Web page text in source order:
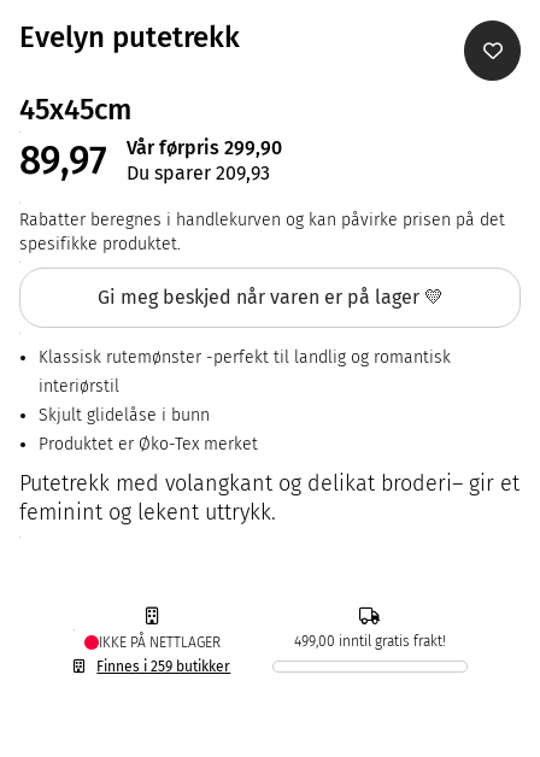
Evelyn putetrekk
45x45cm
89,97
Vår førpris 299,90
Du sparer 209,93
Rabatter beregnes i handlekurven og kan påvirke prisen på det
spesifikke produktet.
Gi meg beskjed når varen er på lager 💛
Klassisk rutemønster -perfekt til landlig og romantisk
interiørstil
Skjult glidelåse i bunn
Produktet er Øko-Tex merket
Putetrekk med volangkant og delikat broderi– gir et
feminint og lekent uttrykk.
IKKE PÅ NETTLAGER
Finnes i 259 butikker
499,00 inntil gratis frakt!